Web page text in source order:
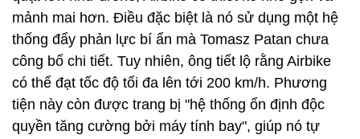
mảnh mai hơn. Điều đặc biệt là nó sử dụng một hệ
thống đẩy phản lực bí ẩn mà Tomasz Patan chưa
công bố chi tiết. Tuy nhiên, ông tiết lộ rằng Airbike
có thể đạt tốc độ tối đa lên tới 200 km/h. Phương
tiện này còn được trang bị "hệ thống ổn định độc
quyền tăng cường bởi máy tính bay", giúp nó tự